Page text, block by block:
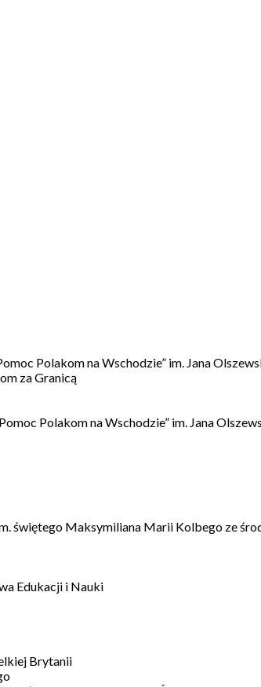
Polakom na Wschodzie” im. Jana
za Granicą
Polakom na Wschodzie” im. Jana
świętego Maksymiliana Marii Kolbego ze
Edukacji i Nauki
Brytanii